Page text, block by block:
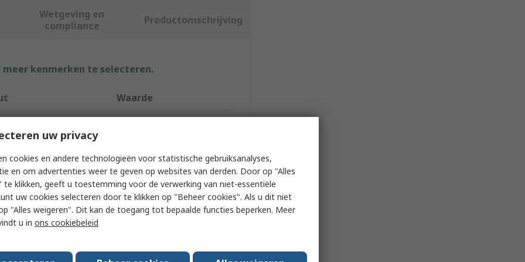
Wetgeving en
compliance
Productomschrijving
kenmerken te selecteren.
Waarde
0.5mm
Polyester
15020
uw privacy
cookies en andere technologieën voor statistische gebruiksanalyses,
en om advertenties weer te geven op websites van derden. Door op "Alles
te klikken, geeft u toestemming voor de verwerking van niet-essentiële
uw cookies selecteren door te klikken op "Beheer cookies". Als u dit niet
"Alles weigeren". Dit kan de toegang tot bepaalde functies beperken. Meer
u in ons cookiebeleid